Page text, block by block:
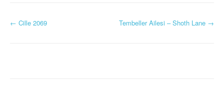
Y
← Cille 2069 Tembeller Ailesi – Shoth Lane →